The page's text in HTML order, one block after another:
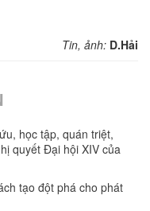
Tin, ảnh: D.Hải
học tập, quán triệt,
quyết Đại hội XIV của
tạo đột phá cho phát